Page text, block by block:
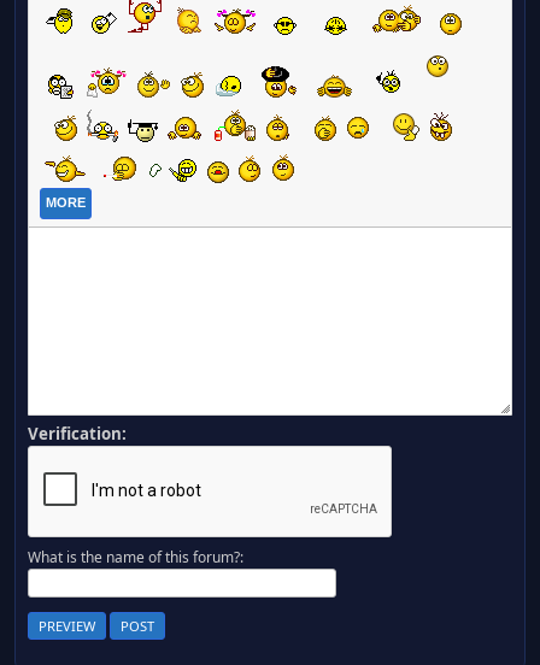
MORE
Verification:
What is the name of this forum?: